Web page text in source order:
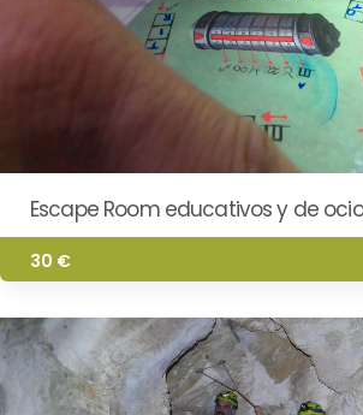
Escape Room educativos y de
30 €